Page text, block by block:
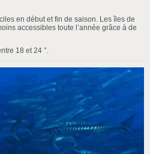
en début et fin de saison. Les îles de
accessibles toute l’année grâce à de
18 et 24 °.